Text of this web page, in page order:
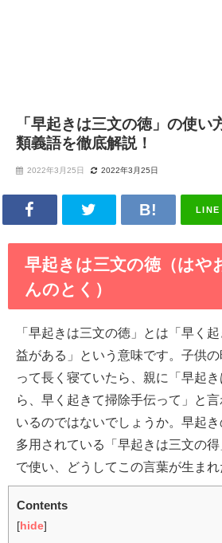
「早起きは三文の徳」の使い
類義語を徹底解説！
2022年3月25日 2022年3月25日
LINE
早起きは三文の徳（はや
んのとく）
「早起きは三文の徳」とは「早く
益がある」という意味です。子供
って長く寝ていたら、親に「早起
ら、早く起きて掃除手伝って」と
いるのではないでしょうか。早起
多用されている「早起きは三文の
で使い、どうしてこの言葉が生まれ
Contents
[ hide]